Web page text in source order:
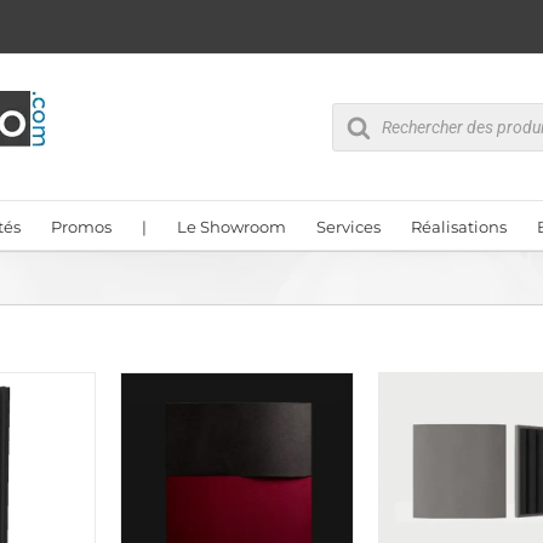
Recherche
produits
Promos | Le Showroom Services Réalisations